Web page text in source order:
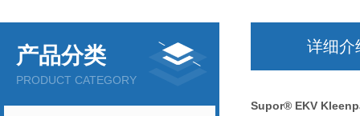
产品分类
PRODUCT CATEGORY
详细介
Supor® EKV